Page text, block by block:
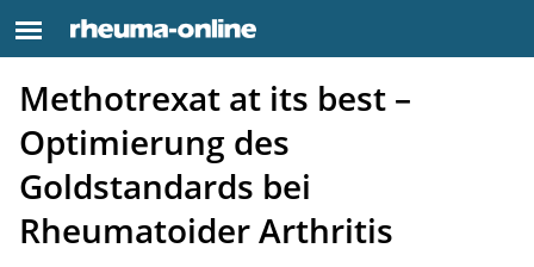
Methotrexat at its best –
Optimierung des
Goldstandards bei
Rheumatoider Arthritis